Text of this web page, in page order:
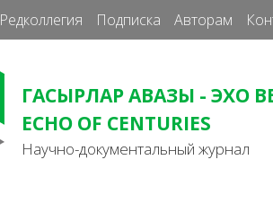
Редколлегия Подписка Авторам
ГАСЫРЛАР АВАЗЫ - ЭХО
ECHO OF CENTURIES
Научно-документальный журнал